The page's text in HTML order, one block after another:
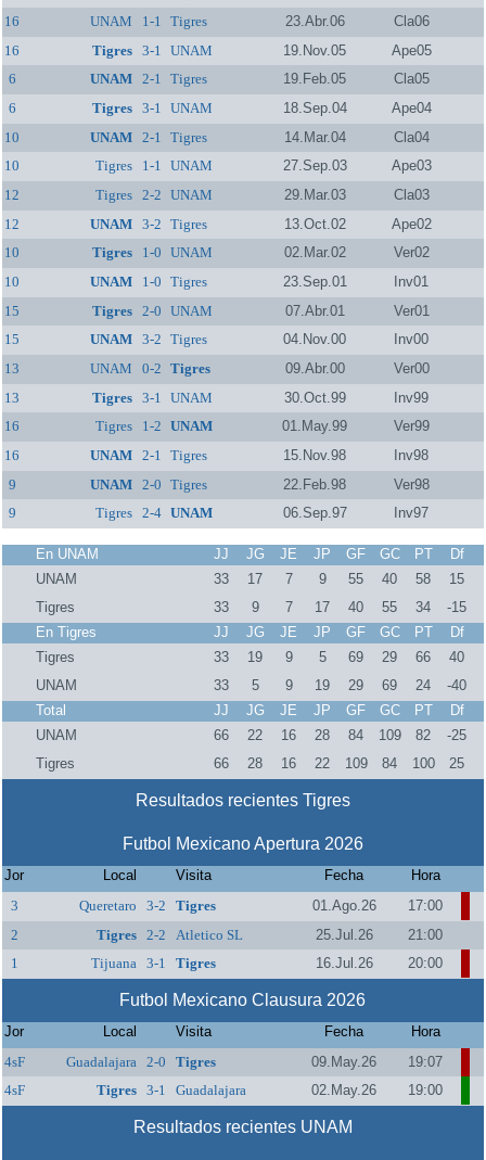
16
UNAM 1-1 Tigres 23.Abr.06
Cla06
16
Tigres 3-1 UNAM 19.Nov.05
Ape05
6
UNAM 2-1 Tigres 19.Feb.05
Cla05
6
Tigres 3-1 UNAM 18.Sep.04
Ape04
10
UNAM 2-1 Tigres 14.Mar.04
Cla04
10
Tigres 1-1 UNAM 27.Sep.03
Ape03
12
Tigres 2-2 UNAM 29.Mar.03
Cla03
12
UNAM 3-2 Tigres 13.Oct.02
Ape02
10
Tigres 1-0 UNAM 02.Mar.02
Ver02
10
UNAM 1-0 Tigres 23.Sep.01
Inv01
15
Tigres 2-0 UNAM 07.Abr.01
Ver01
15
UNAM 3-2 Tigres 04.Nov.00
Inv00
13
UNAM 0-2 Tigres 09.Abr.00
Ver00
13
Tigres 3-1 UNAM 30.Oct.99
Inv99
16
Tigres 1-2 UNAM 01.May.99
Ver99
16
UNAM 2-1 Tigres 15.Nov.98
Inv98
9
UNAM 2-0 Tigres 22.Feb.98
Ver98
9
Tigres 2-4 UNAM 06.Sep.97 Inv97
En UNAM JJ JG JE JP GF GC PT
Df
UNAM
33 17 7 9 55 40 58
15
Tigres
33 9 7 17 40 55 34
-15
En Tigres
JJ JG JE JP GF GC PT
Df
Tigres
33 19 9 5 69 29 66
40
UNAM
33 5 9 19 29 69 24
-40
Total
JJ JG JE JP GF GC PT
Df
UNAM
66 22 16 28 84 109 82
-25
Tigres
66 28 16 22 109 84 100 25
Resultados recientes Tigres
Futbol Mexicano Apertura 2026
Jor Local Visita Fecha
Hora
3
Queretaro 3-2 Tigres 01.Ago.26
17:00
2
Tigres 2-2 Atletico SL 25.Jul.26
21:00
1
Tijuana 3-1 Tigres 16.Jul.26 20:00
Futbol Mexicano Clausura 2026
Jor Local Visita Fecha
Hora
4sF
Guadalajara 2-0 Tigres 09.May.26
19:07
4sF
Tigres 3-1 Guadalajara 02.May.26 19:00
Resultados recientes UNAM